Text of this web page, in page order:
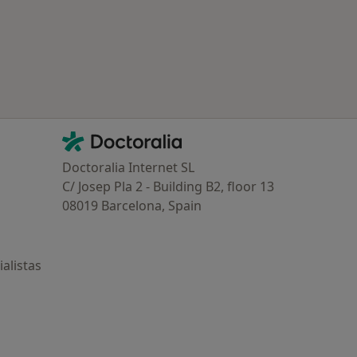
Contacto
Doctoralia - Página de inicio
Doctoralia Internet SL
C/ Josep Pla 2 - Building B2, floor 13
08019 Barcelona, Spain